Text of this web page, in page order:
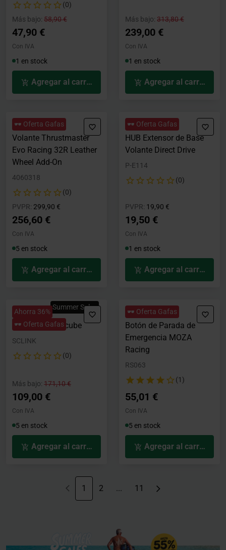
(0)
Más bajo: Precio rebajado desde
58,90 €hasta
47,90 €
Con IVA
1 en stock
Agregar al carrito
Más bajo: Precio rebajado desde
313,80 €hasta
239,00 €
Con IVA
1 en stock
Agregar al carrito
🕶️ Oferta Gafas
Volante Thrustmaster
Evo Racing 32R Leather
Wheel Add-On
4060318
(0)
PVPR: Precio rebajado desde
299,90 €
256,60 €
Con IVA
5 en stock
Agregar al carrito
🕶️ Oferta Gafas
HUB Extensor de Base
Volante Direct Drive
P-E114
(0)
PVPR: Precio rebajado desde
19,90 €
19,50 €
Con IVA
1 en stock
Agregar al carrito
Ahorra 36%
🕶️ Oferta Gafas
Summer Sales
Link Hub Simucube
SCLINK
(0)
Más bajo: Precio rebajado desde
171,10 €hasta
109,00 €
Con IVA
5 en stock
Agregar al carrito
🕶️ Oferta Gafas
Botón de Parada de
Emergencia MOZA
Racing
RS063
(1)
55,01 €
Con IVA
5 en stock
Agregar al carrito
1 2 ... 11